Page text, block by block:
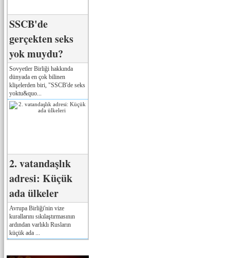
SSCB'de
gerçekten seks
yok muydu?
Sovyetler Birliği hakkında
dünyada en çok bilinen
klişelerden biri, "SSCB'de seks
yoktu&quo...
2. vatandaşlık
adresi: Küçük
ada ülkeler
Avrupa Birliği'nin vize
kurallarını sıkılaştırmasının
ardından varlıklı Rusların
küçük ada ...